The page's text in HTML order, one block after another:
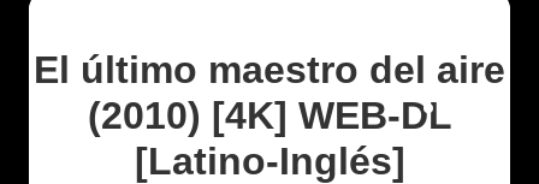
El último maestro del aire
(2010) [4K] WEB-DL
[Latino-Inglés]